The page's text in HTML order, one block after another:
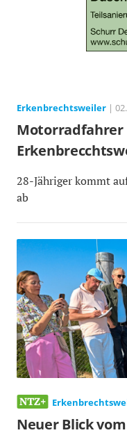
Erkenbrechtsweiler |
Motorradfahrer
28-Jähriger kommt
ab
Neuer Blick